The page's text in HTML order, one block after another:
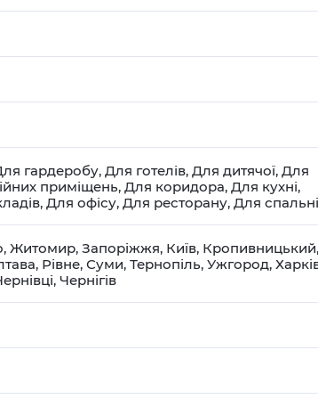
гардеробу, Для готелів, Для дитячої, Для
приміщень, Для коридора, Для кухні,
, Для офісу, Для ресторану, Для спальні
, Житомир, Запоріжжя, Київ, Кропивницький,
, Рівне, Суми, Тернопіль, Ужгород,
, Чернігів